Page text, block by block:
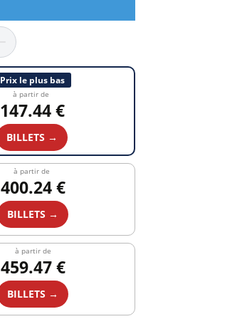
Prix le plus bas
à partir de
147.44 €
BILLETS →
à partir de
400.24 €
BILLETS →
à partir de
459.47 €
BILLETS →